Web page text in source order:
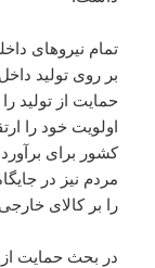
تمام نیروهاى
بر روى تولید
حمایت از تولید
اولویت خود را
کشور براى
مردم نیز در
را بر کالاى
در بحث حمایت از